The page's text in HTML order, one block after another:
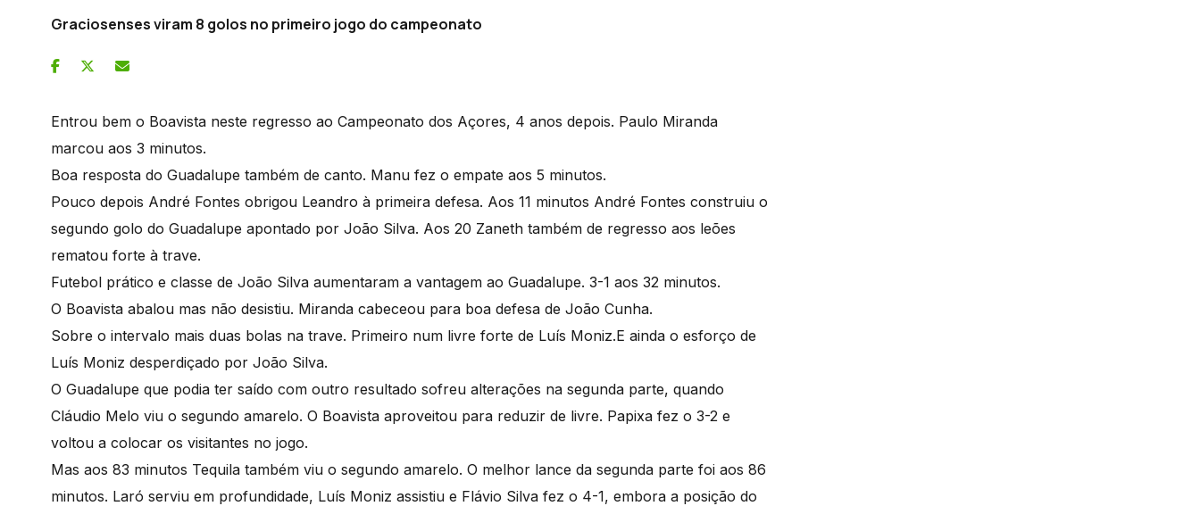
Graciosenses viram 8 golos no primeiro jogo do campeonato
Entrou bem o Boavista neste regresso ao Campeonato dos Açores, 4 anos depois. Paulo Miranda
marcou aos 3 minutos.
Boa resposta do Guadalupe também de canto. Manu fez o empate aos 5 minutos.
Pouco depois André Fontes obrigou Leandro à primeira defesa. Aos 11 minutos André Fontes construiu o
segundo golo do Guadalupe apontado por João Silva. Aos 20 Zaneth também de regresso aos leões
rematou forte à trave.
Futebol prático e classe de João Silva aumentaram a vantagem ao Guadalupe. 3-1 aos 32 minutos.
O Boavista abalou mas não desistiu. Miranda cabeceou para boa defesa de João Cunha.
Sobre o intervalo mais duas bolas na trave. Primeiro num livre forte de Luís Moniz.E ainda o esforço de
Luís Moniz desperdiçado por João Silva.
O Guadalupe que podia ter saído com outro resultado sofreu alterações na segunda parte, quando
Cláudio Melo viu o segundo amarelo. O Boavista aproveitou para reduzir de livre. Papixa fez o 3-2 e
voltou a colocar os visitantes no jogo.
Mas aos 83 minutos Tequila também viu o segundo amarelo. O melhor lance da segunda parte foi aos 86
minutos. Laró serviu em profundidade, Luís Moniz assistiu e Flávio Silva fez o 4-1, embora a posição do